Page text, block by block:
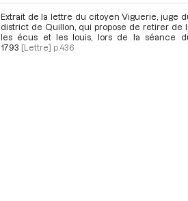
Extrait de la lettre du citoyen Viguerie, juge
district de Quillon, qui propose de retirer de
les écus et les louis, lors de la séance
1793 [Lettre] p.436